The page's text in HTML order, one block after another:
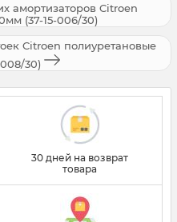
амортизаторов Citroen
(37-15-006/30)
Citroen полиуретановые
30)
30 дней на возврат
товара